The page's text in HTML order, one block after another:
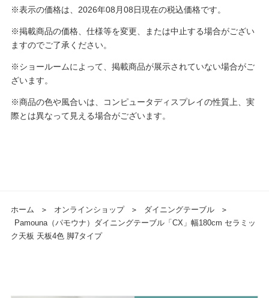
※表示の価格は、2026年08月08日現在の税込価格です。
※掲載商品の価格、仕様等を変更、または中止する場合がござい
ますのでご了承ください。
※ショールームによって、掲載商品が展示されていない場合がご
ざいます。
※商品の色や風合いは、コンピュータディスプレイの性質上、実
際とは異なって見える場合がございます。
ホーム ＞ オンラインショップ ＞ ダイニングテーブル
＞
Pamouna（パモウナ）ダイニングテーブル「CX」幅180cm セラミッ
ク天板 天板4色 脚7タイプ